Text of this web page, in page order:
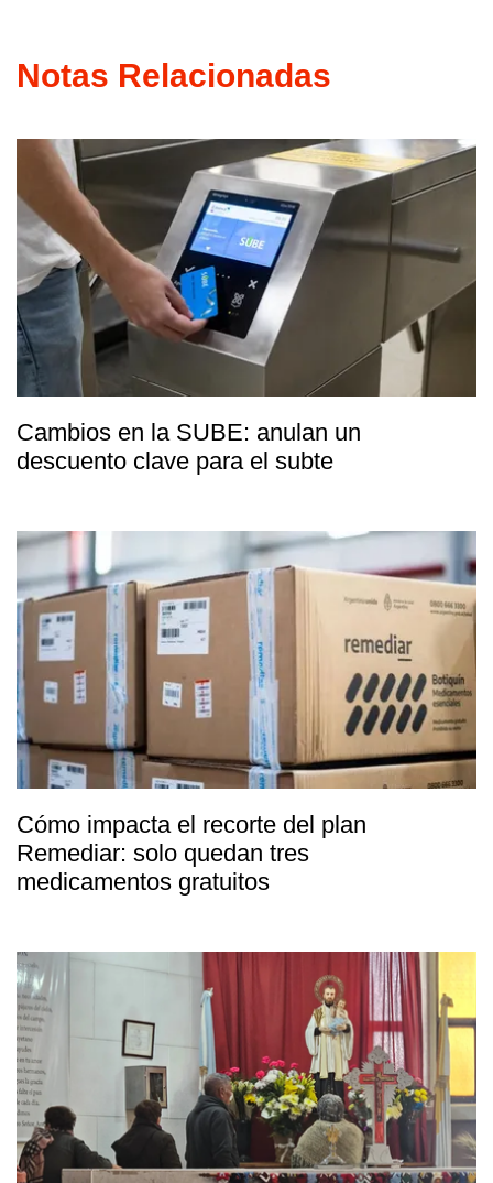
Notas Relacionadas
Cambios en la SUBE: anulan un
descuento clave para el subte
Cómo impacta el recorte del plan
Remediar: solo quedan tres
medicamentos gratuitos